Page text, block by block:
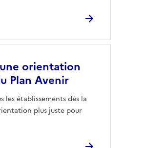
orientation
Plan Avenir
les établissements dès la
plus juste pour